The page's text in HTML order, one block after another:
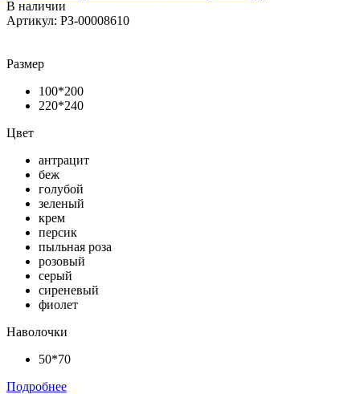
В наличии
Артикул: РЗ-00008610
Размер
100*200
220*240
Цвет
антрацит
беж
голубой
зеленый
крем
персик
пыльная роза
розовый
серый
сиреневый
фиолет
Наволочки
50*70
Подробнее